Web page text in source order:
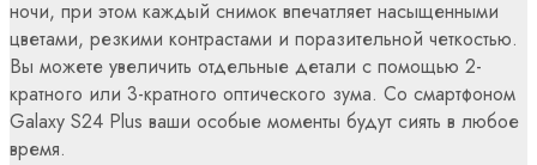
ночи, при этом каждый снимок впечатляет насыщенными
цветами, резкими контрастами и поразительной четкостью.
Вы можете увеличить отдельные детали с помощью 2-
кратного или 3-кратного оптического зума. Со смартфоном
Galaxy S24 Plus ваши особые моменты будут сиять в любое
время.